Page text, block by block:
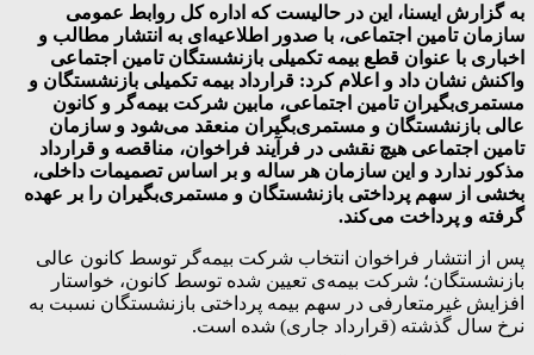
به گزارش ایسنا، این در حالیست که اداره کل روابط عمومی
سازمان تامین اجتماعی، با صدور اطلاعیه‌ای به انتشار مطالب و
اخباری با عنوان قطع بیمه تکمیلی بازنشستگان تامین اجتماعی
واکنش نشان داد و اعلام کرد: قرارداد بیمه تکمیلی بازنشستگان و
مستمری‌بگیران تامین اجتماعی، مابین شرکت بیمه‌گر و کانون
عالی بازنشستگان و مستمری‌بگیران منعقد می‌شود و سازمان
تامین اجتماعی هیچ نقشی در فرآیند فراخوان، مناقصه و قرارداد
مذکور ندارد و این سازمان هر ساله و بر اساس تصمیمات داخلی،
بخشی از سهم پرداختی بازنشستگان و مستمری‌بگیران را بر عهده
گرفته و پرداخت می‌کند.
پس از انتشار فراخوان انتخاب شرکت بیمه‌گر توسط کانون عالی
بازنشستگان؛ شرکت بیمه‌ی تعیین شده توسط کانون، خواستار
افزایش غیرمتعارفی در سهم بیمه پرداختی بازنشستگان نسبت به
نرخ سال گذشته (قرارداد جاری) شده است.